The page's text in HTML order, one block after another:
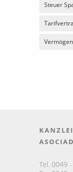
Steuer
Tel. 0049